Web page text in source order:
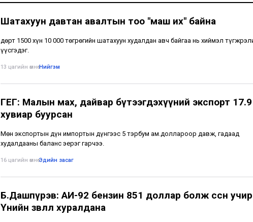
Шатахуун давтан авалтын тоо "маш их" байна
Өдөрт 1500 хүн 10 000 төгрөгийн шатахуун худалдан авч байгаа нь хиймэл
үүсгэдэг.
13 цагийн өмнө•Нийгэм
ГЕГ: Малын мах, дайвар бүтээгдэхүүний экспорт 17.9
хувиар буурсан
Мөн экспортын дүн импортын дүнгээс 5 тэрбум ам.доллароор давж, гадаад
худалдааны баланс эерэг гарчээ.
16 цагийн өмнө•Эдийн засаг
Б.Дашпүрэв: АИ-92 бензин 851 доллар болж өссөн учир
Үнийн зөвлөл хуралдана